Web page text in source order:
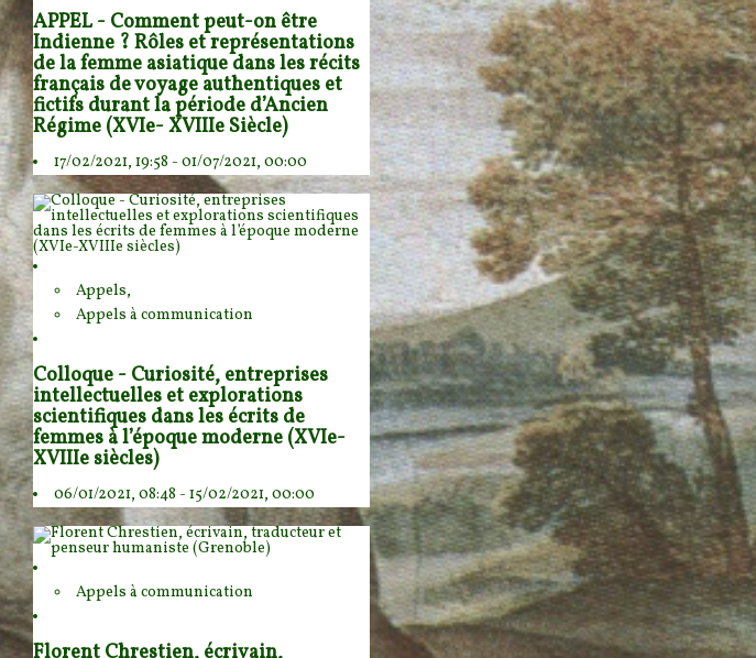
APPEL - Comment peut-on être
Indienne ? Rôles et représentations
de la femme asiatique dans les récits
français de voyage authentiques et
fictifs durant la période d’Ancien
Régime (XVIe- XVIIIe Siècle)
17/02/2021, 19:58 - 01/07/2021, 00:00
Appels,
Appels à communication
Colloque - Curiosité, entreprises
intellectuelles et explorations
scientifiques dans les écrits de
femmes à l’époque moderne (XVIe-
XVIIIe siècles)
06/01/2021, 08:48 - 15/02/2021, 00:00
Appels à communication